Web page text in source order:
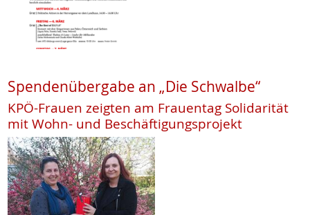
Spendenübergabe an „Die Schwalbe“
KPÖ-Frauen zeigten am Frauentag Solidarität
mit Wohn- und Beschäftigungsprojekt